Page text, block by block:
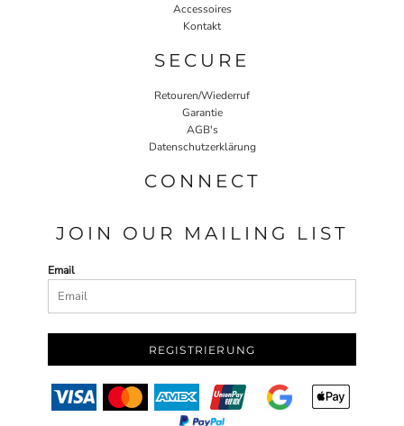
Accessoires
Kontakt
SECURE
Retouren/Wiederruf
Garantie
AGB's
Datenschutzerklärung
CONNECT
JOIN OUR MAILING LIST
Email
REGISTRIERUNG